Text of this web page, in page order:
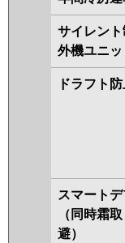
サイレン
外機ユニッ
ドラフト
スマート
（同時霜
避）